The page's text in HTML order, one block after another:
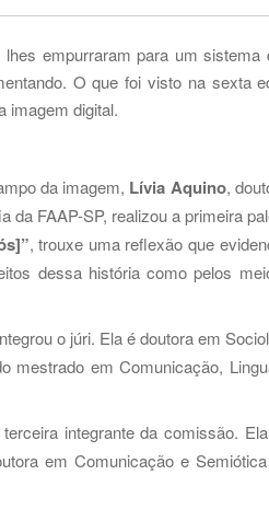
empurraram para um
O que foi visto na sexta
imagem digital.
da imagem, Lívia Aquino,
FAAP-SP, realizou a primeira
, trouxe uma reflexão que
dessa história como pelos
o júri. Ela é doutora em
em Comunicação,
integrante da comissão.
em Comunicação e